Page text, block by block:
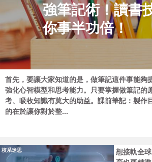
強筆記術！讀書
你事半功倍！
首先，要讓大家知道的是，做筆記這件事能夠
強化心智模型和思考能力。只要掌握做筆記的
考、吸收知識有莫大的助益。課前筆記：製作
的在於讓你對於整...
校系迷思
想接軌全